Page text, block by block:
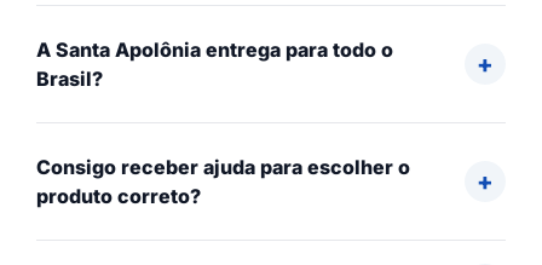
A Santa Apolônia entrega para todo o
Brasil?
Consigo receber ajuda para escolher o
produto correto?